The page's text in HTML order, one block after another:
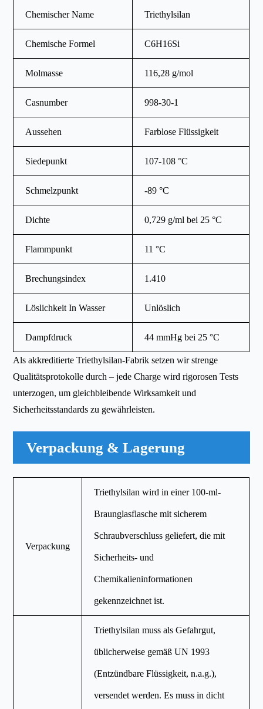
Chemischer Name Triethylsilan
Chemische Formel C6H16Si
Molmasse 116,28 g/mol
Casnumber 998-30-1
Aussehen Farblose Flüssigkeit
Siedepunkt 107-108 °C
Schmelzpunkt -89 °C
Dichte 0,729 g/ml bei 25 °C
Flammpunkt 11 °C
Brechungsindex 1.410
Löslichkeit In Wasser Unlöslich
Dampfdruck 44 mmHg bei 25 °C
Als akkreditierte Triethylsilan-Fabrik setzen wir strenge
Qualitätsprotokolle durch – jede Charge wird rigorosen Tests
unterzogen, um gleichbleibende Wirksamkeit und
Sicherheitsstandards zu gewährleisten.
Verpackung & Lagerung
Verpackung
Triethylsilan wird in einer 100-ml-
Braunglasflasche mit sicherem
Schraubverschluss geliefert, die mit
Sicherheits- und
Chemikalieninformationen
gekennzeichnet ist.
Triethylsilan muss als Gefahrgut,
üblicherweise gemäß UN 1993
(Entzündbare Flüssigkeit, n.a.g.),
versendet werden. Es muss in dicht